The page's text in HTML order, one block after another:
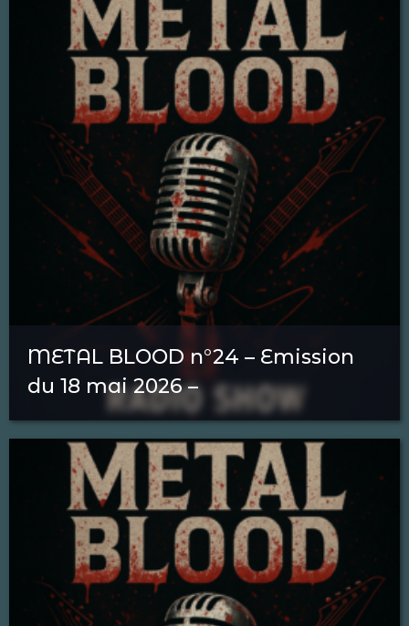
METAL BLOOD n°24 – Emission
du 18 mai 2026 –